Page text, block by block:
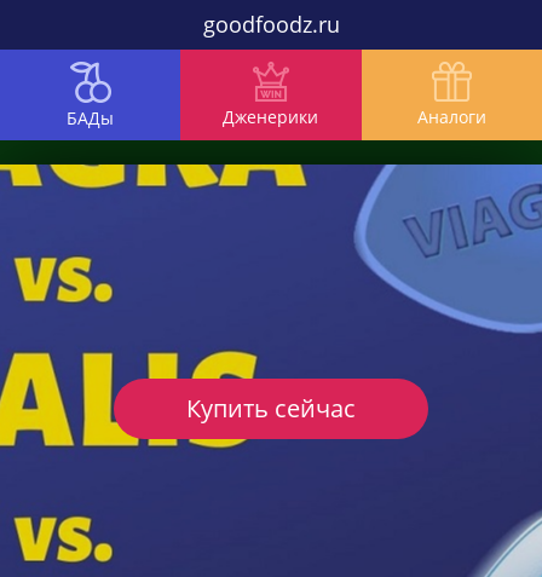
goodfoodz.ru
БАДы Дженерики Аналоги
Купить сейчас